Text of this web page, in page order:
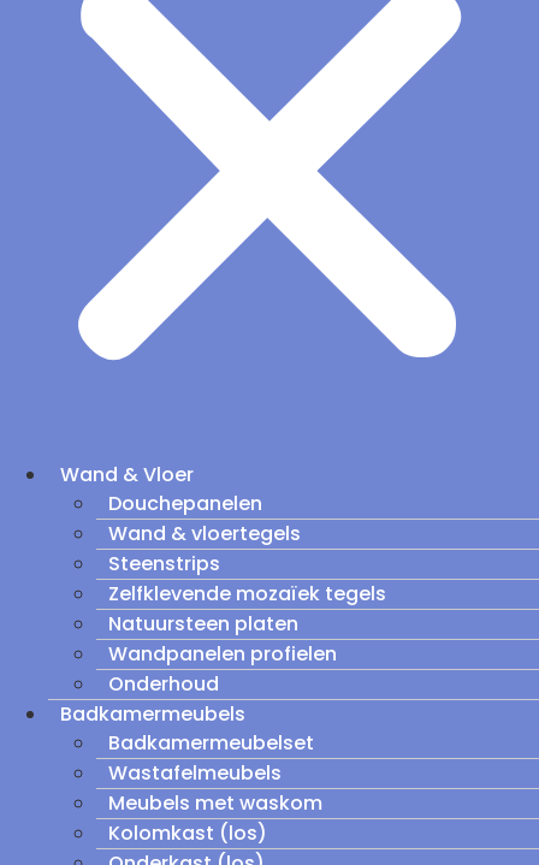
Wand & Vloer
Douchepanelen
Wand & vloertegels
Steenstrips
Zelfklevende mozaïek tegels
Natuursteen platen
Wandpanelen profielen
Onderhoud
Badkamermeubels
Badkamermeubelset
Wastafelmeubels
Meubels met waskom
Kolomkast (los)